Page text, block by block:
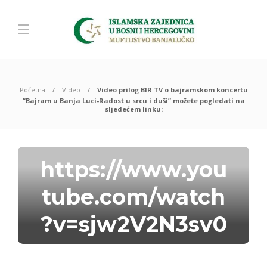
Početna Video
Video prilog BIR TV o bajramskom koncertu
“Bajram u Banja Luci-Radost u srcu i duši” možete pogledati na
sljedećem linku:
https://www.you
tube.com/watch
?v=sjw2V2N3sv0